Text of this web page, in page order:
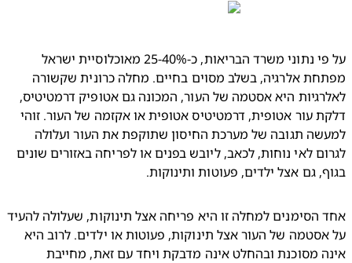
על פי נתוני משרד הבריאות, כ-25-40% מאוכלוסיית ישראל
מפתחת אלרגיה, בשלב מסוים בחיים. מחלה כרונית שקשורה
לאלרגיות היא אסטמה של העור, המכונה גם אטופיק דרמטיטיס,
דלקת עור אטופית, דרמטיטיס אטופית או אקזמה של העור. זוהי
למעשה תגובה של מערכת החיסון שתוקפת את העור ועלולה
לגרום לאי נוחות, לכאב, ליובש בפנים או לפריחה באזורים שונים
גם אצל ילדים, פעוטות ותינוקות.
אחד הסימנים למחלה זו היא פריחה אצל תינוקות, שעלולה להעיד
על אסטמה של העור אצל תינוקות, פעוטות או ילדים. לרוב היא
אינה מסוכנת ובהחלט אינה מדבקת ויחד עם זאת, מחייבת